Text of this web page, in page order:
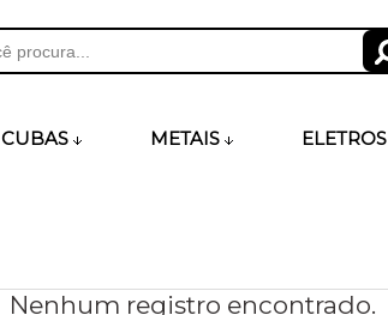
CUBAS METAIS ELETROS
Nenhum registro encontrado.